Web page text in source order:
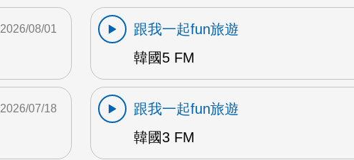
2026/08/01
跟我一起fun旅遊
韓國5 FM
2026/07/18
跟我一起fun旅遊
韓國3 FM